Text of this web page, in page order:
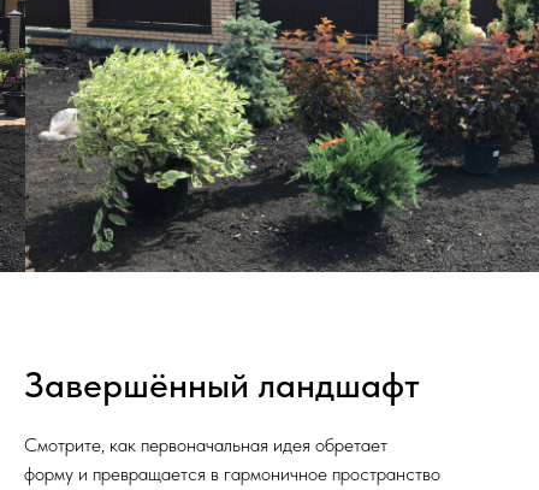
Завершённый ландшафт
Смотрите, как первоначальная идея обретает
форму и превращается в гармоничное пространство